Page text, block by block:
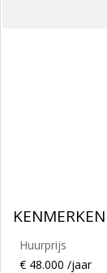
KENMERKEN
Huurprijs
€ 48.000 /jaar